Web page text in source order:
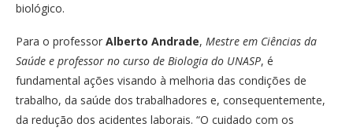
biológico.
Para o professor Alberto Andrade, Mestre em Ciências da
Saúde e professor no curso de Biologia do UNASP, é
fundamental ações visando à melhoria das condições de
trabalho, da saúde dos trabalhadores e, consequentemente,
da redução dos acidentes laborais. “O cuidado com os